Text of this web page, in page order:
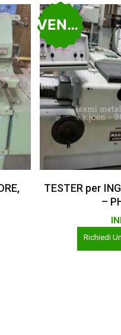
VENDUTO
TESTER per
–
Richiedi